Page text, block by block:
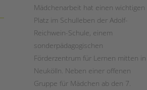
STADTTEILARBEIT
Mädchenarbeit hat einen wichtigen
Platz im Schulleben der Adolf-
Reichwein-Schule, einem
sonderpädagogischen
Förderzentrum für Lernen mitten in
Neukölln. Neben einer offenen
Gruppe für Mädchen ab den 7.